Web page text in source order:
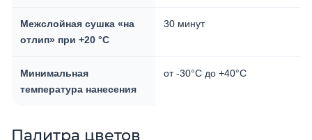
Межслойная сушка «на
отлип» при +20 °C
30 минут
Минимальная
температура нанесения
от -30°C до +40°C
Палитра цветов